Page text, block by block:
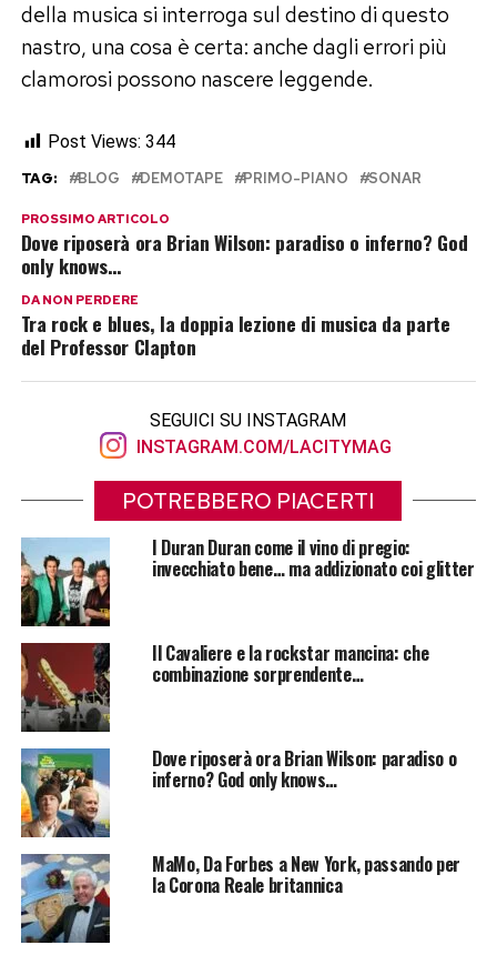
della musica si interroga sul destino di questo
nastro, una cosa è certa: anche dagli errori più
clamorosi possono nascere leggende.
Post Views: 344
TAG: BLOG DEMOTAPE PRIMO-PIANO SONAR
PROSSIMO ARTICOLO
Dove riposerà ora Brian Wilson: paradiso o inferno? God
only knows…
DA NON PERDERE
Tra rock e blues, la doppia lezione di musica da parte
del Professor Clapton
SEGUICI SU INSTAGRAM
INSTAGRAM.COM/LACITYMAG
POTREBBERO PIACERTI
I Duran Duran come il vino di pregio:
invecchiato bene… ma addizionato coi glitter
Il Cavaliere e la rockstar mancina: che
combinazione sorprendente…
Dove riposerà ora Brian Wilson: paradiso o
inferno? God only knows…
MaMo, Da Forbes a New York, passando per
la Corona Reale britannica